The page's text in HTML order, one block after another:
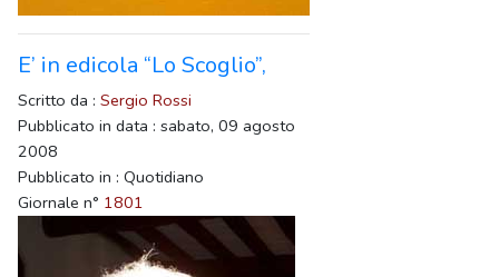
E’ in edicola “Lo Scoglio”,
Scritto da : Sergio Rossi
Pubblicato in data : sabato, 09 agosto
2008
Pubblicato in : Quotidiano
Giornale n° 1801